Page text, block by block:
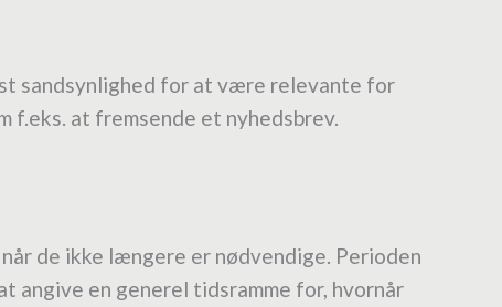
sandsynlighed for at være relevante for
f.eks. at fremsende et nyhedsbrev.
de ikke længere er nødvendige. Perioden
angive en generel tidsramme for, hvornår